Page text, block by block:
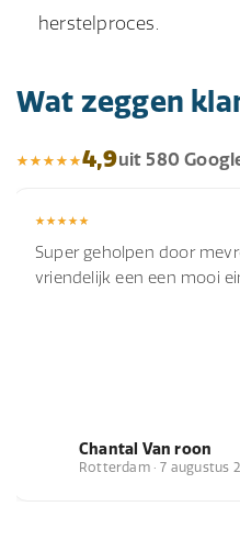
herstelproces.
Wat zeggen
4,9uit 580
Super geholpen door
vriendelijk een een mooi
Chantal Van roon
Rotterdam · 7 augustus